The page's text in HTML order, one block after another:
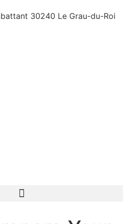
30240 Le Grau-du-Roi